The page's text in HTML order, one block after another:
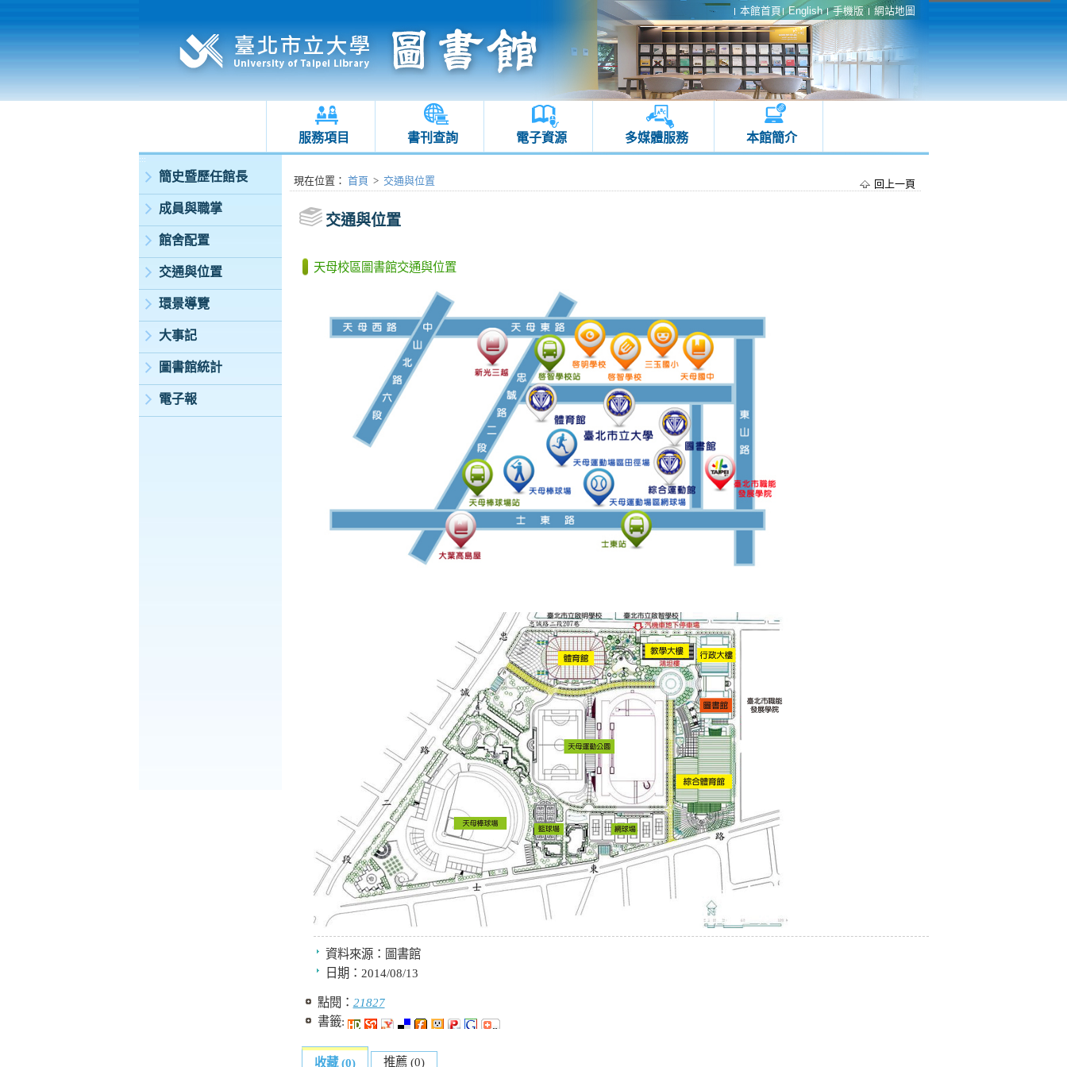
本館首頁 English 手機版 網站地圖
服務項目 書刊查詢 電子資源 多媒體服務 本館簡介
:::
簡史暨歷任館長
成員與職掌
館舍配置
交通與位置
環景導覽
大事記
圖書館統計
電子報
:::現在位置 ： 首頁 > 交通與位置 回上一頁
交通與位置
天母校區圖書館交通與位置
資料來源： 圖書館
日期： 2014/08/13
點閱： 21827
書籤:
收藏 (0) 推薦 (0)